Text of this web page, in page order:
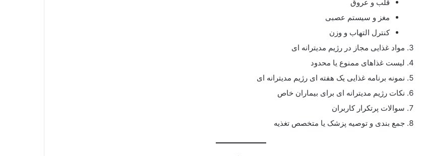
قلب و عروق
مغز و سیستم عصبی
کنترل التهاب و وزن
مواد غذایی مجاز در رژیم مدیترانه ای
لیست غذاهای ممنوع یا محدود
نمونه برنامه غذایی یک هفته ای رژیم مدیترانه ای
نکات رژیم مدیترانه ای برای بیماران خاص
سوالات پرتکرار کاربران
جمع بندی و توصیه پزشک یا متخصص تغذیه